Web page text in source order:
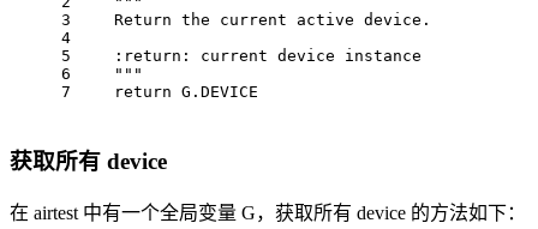
3
4
5
6
7
    Return the current active device.
    :return: current device instance
    """
return G.DEVICE
获取所有 device
在 airtest 中有一个全局变量 G，获取所有 device 的方法如下：